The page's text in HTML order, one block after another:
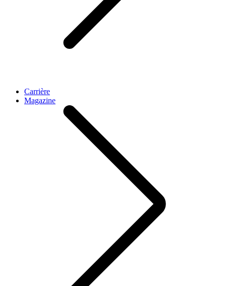
Carrière
Magazine